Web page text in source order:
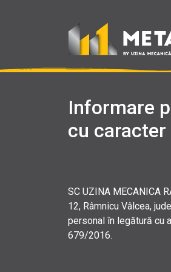
Informare
cu caracter
SC UZINA MECANICA
12, Râmnicu Vâlcea,
personal în legătură cu
679/2016.